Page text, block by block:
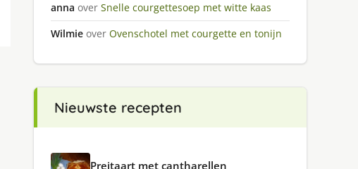
anna over Snelle courgettesoep met witte kaas
Wilmie over Ovenschotel met courgette en tonijn
Nieuwste recepten
Preitaart met cantharellen